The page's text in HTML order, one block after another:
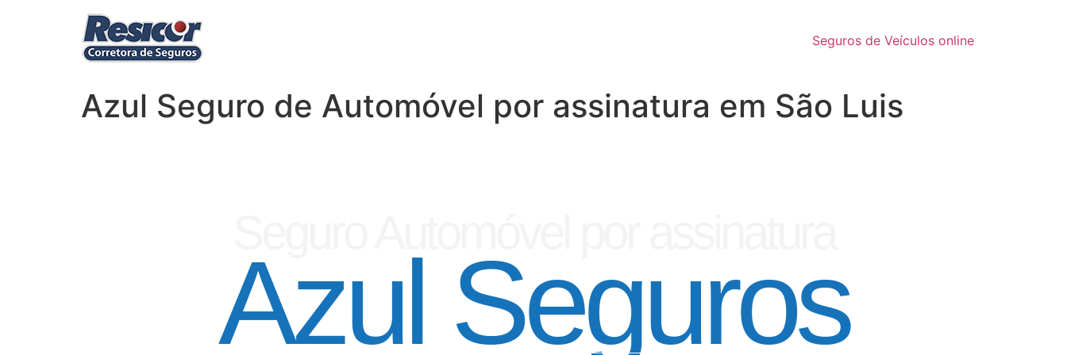
Seguros de Veículos online
Azul Seguro de Automóvel por assinatura em São Luis
Azul Seguros